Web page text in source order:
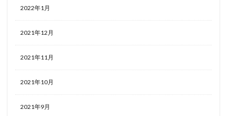
2022年1月
2021年12月
2021年11月
2021年10月
2021年9月